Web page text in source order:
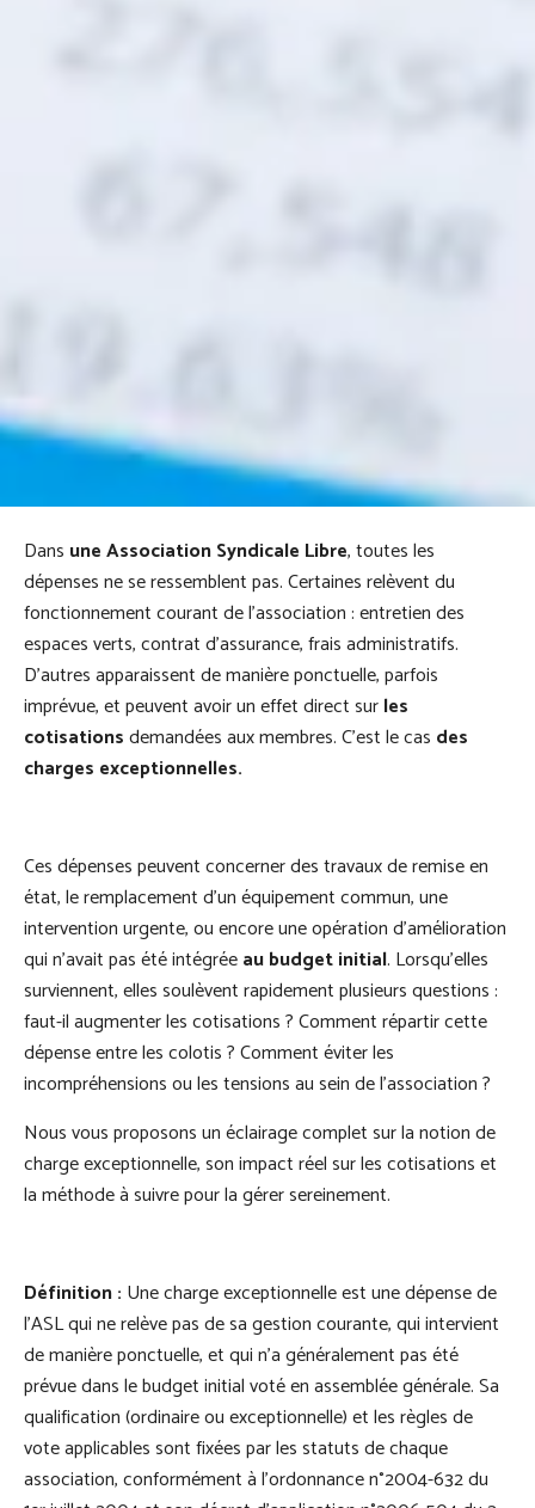
Dans une Association Syndicale Libre, toutes les
dépenses ne se ressemblent pas. Certaines relèvent du
fonctionnement courant de l'association : entretien des
espaces verts, contrat d'assurance, frais administratifs.
D'autres apparaissent de manière ponctuelle, parfois
imprévue, et peuvent avoir un effet direct surles
cotisationsdemandées aux membres. C'est le cas des
charges exceptionnelles.
Ces dépenses peuvent concerner des travaux de remise en
état, le remplacement d’un équipement commun, une
intervention urgente, ou encore une opération d’amélioration
qui n’avait pas été intégréeau budget initial. Lorsqu’elles
surviennent, elles soulèvent rapidement plusieurs questions :
faut-il augmenter les cotisations ? Comment répartir cette
dépense entre les colotis ? Comment éviter les
incompréhensions ou les tensions au sein de l’association ?
Nous vous proposons un éclairage complet sur la notion de
charge exceptionnelle, son impact réel sur les cotisations et
la méthode à suivre pour la gérer sereinement.
Définition : Une charge exceptionnelle est une dépense de
l'ASL qui ne relève pas de sa gestion courante, qui intervient
de manière ponctuelle, et qui n'a généralement pas été
prévue dans le budget initial voté en assemblée générale. Sa
qualification (ordinaire ou exceptionnelle) et les règles de
vote applicables sont fixées par les statuts de chaque
association, conformément à l'ordonnance n°2004-632 du